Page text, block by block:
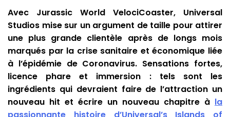
Avec Jurassic World VelociCoaster, Universal
Studios mise sur un argument de taille pour attirer
une plus grande clientèle après de longs mois
marqués par la crise sanitaire et économique liée
à l’épidémie de Coronavirus. Sensations fortes,
licence phare et immersion : tels sont les
ingrédients qui devraient faire de l’attraction un
nouveau hit et écrire un nouveau chapitre à la